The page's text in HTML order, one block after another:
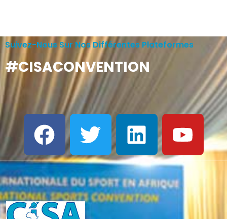
Suivez-Nous Sur Nos Différentes Plateformes
#CISACONVENTION